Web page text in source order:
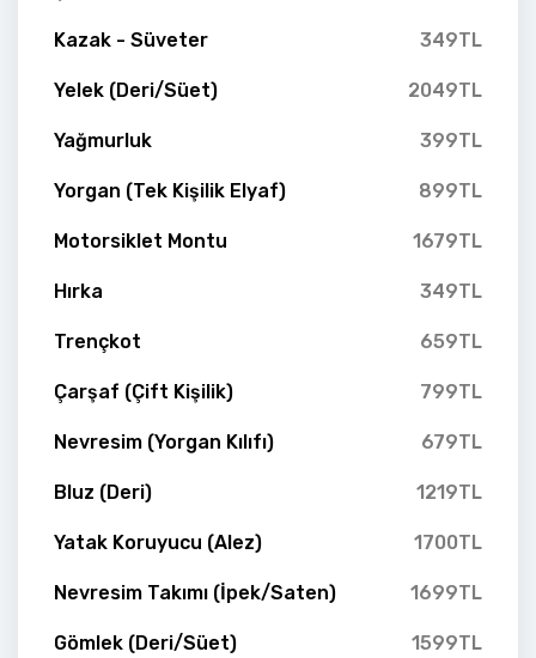
Kazak - Süveter 349TL
Yelek (Deri/Süet) 2049TL
Yağmurluk 399TL
Yorgan (Tek Kişilik Elyaf) 899TL
Motorsiklet Montu 1679TL
Hırka 349TL
Trençkot 659TL
Çarşaf (Çift Kişilik) 799TL
Nevresim (Yorgan Kılıfı) 679TL
Bluz (Deri) 1219TL
Yatak Koruyucu (Alez) 1700TL
Nevresim Takımı (İpek/Saten) 1699TL
Gömlek (Deri/Süet) 1599TL